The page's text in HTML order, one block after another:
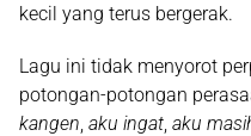
kecil yang terus bergerak.
Lagu ini tidak menyorot
potongan-potongan
kangen, aku ingat, aku